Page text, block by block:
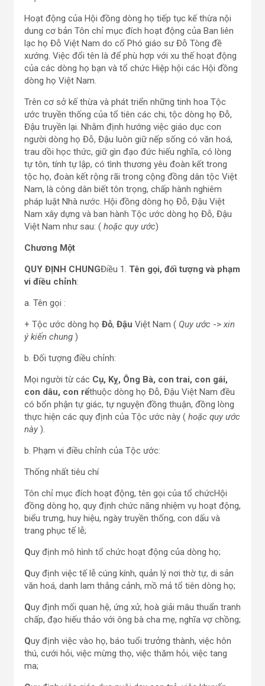
Hoạt động của Hội đồng dòng họ tiếp tục kế thừa nội
dung cơ bản Tôn chỉ mục đích hoạt động của Ban liên
lạc họ Đỗ Việt Nam do cố Phó giáo sư Đỗ Tòng đề
xướng. Việc đổi tên là để phù hợp với xu thế hoạt động
của các dòng họ bạn và tổ chức Hiệp hội các Hội đồng
dòng họ Việt Nam.
Trên cơ sở kế thừa và phát triển những tinh hoa Tộc
ước truyền thống của tổ tiên các chi, tộc dòng họ Đỗ,
Đậu truyền lại. Nhằm định hướng việc giáo dục con
người dòng họ Đỗ, Đậu luôn giữ nếp sống có văn hoá,
trau dồi học thức, giữ gìn đạo đức hiếu nghĩa, có lòng
tự tôn, tính tự lập, có tình thương yêu đoàn kết trong
tộc họ, đoàn kết rộng rãi trong cộng đồng dân tộc Việt
Nam, là công dân biết tôn trọng, chấp hành nghiêm
pháp luật Nhà nước. Hội đồng dòng họ Đỗ, Đậu Việt
Nam xây dựng và ban hành Tộc ước dòng họ Đỗ, Đậu
Việt Nam như sau: ( hoặc quy ước)
Chương Một
QUY ĐỊNH CHUNGĐiều 1. Tên gọi, đối tượng và phạm
vi điều chỉnh:
a. Tên gọi :
+ Tộc ước dòng họ Đỗ, Đậu Việt Nam ( Quy ước -> xin
ý kiến chung )
b. Đối tượng điều chỉnh:
Mọi người từ các Cụ, Kỵ, Ông Bà, con trai, con gái,
con dâu, con rểthuộc dòng họ Đỗ, Đậu Việt Nam đều
có bổn phận tự giác, tự nguyện đồng thuận, đồng lòng
thực hiện các quy định của Tộc ước này ( hoặc quy ước
này ).
b. Phạm vi điều chỉnh của Tộc ước:
Thống nhất tiêu chí
Tôn chỉ mục đích hoạt động, tên gọi của tổ chứcHội
đồng dòng họ, quy định chức năng nhiệm vụ hoạt động,
biểu trưng, huy hiệu, ngày truyền thống, con dấu và
trang phục tế lễ;
Quy định mô hình tổ chức hoạt động của dòng họ;
Quy định việc tế lễ cúng kính, quản lý nơi thờ tự, di sản
văn hoá, danh lam thắng cảnh, mồ mả tổ tiên dòng họ;
Quy định mối quan hệ, ứng xử, hoà giải mâu thuẩn tranh
chấp, đạo hiếu thảo với ông bà cha mẹ, nghĩa vợ chồng;
Quy định việc vào họ, báo tuổi trưởng thành, việc hôn
thú, cưới hỏi, việc mừng thọ, việc thăm hỏi, việc tang
ma;